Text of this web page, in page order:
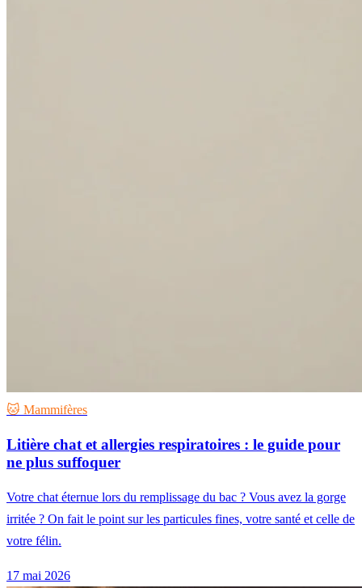
🐱 Mammifères
Litière chat et allergies respiratoires : le guide pour
ne plus suffoquer
Votre chat éternue lors du remplissage du bac ? Vous avez la gorge
irritée ? On fait le point sur les particules fines, votre santé et celle de
votre félin.
17 mai 2026